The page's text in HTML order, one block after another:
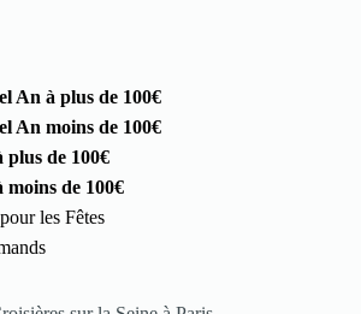
An à plus de 100€
An moins de 100€
plus de 100€
moins de 100€
les Fêtes